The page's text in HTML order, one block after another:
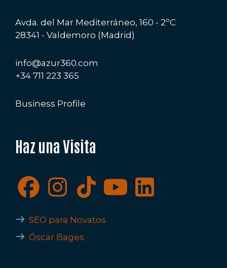
Avda. del Mar Mediterráneo, 160 - 2ºC
28341 - Valdemoro (Madrid)
info@azur360.com
+34 711 223 365
Business Profile
Haz una Visita
SEO para Novatos
Óscar Bages